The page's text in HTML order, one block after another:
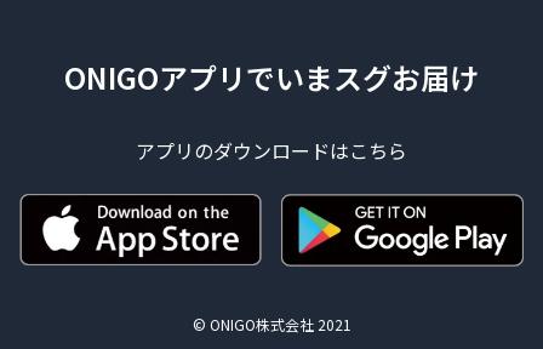
ONIGOアプリでいまスグお届け
アプリのダウンロードはこちら
© ONIGO株式会社 2021